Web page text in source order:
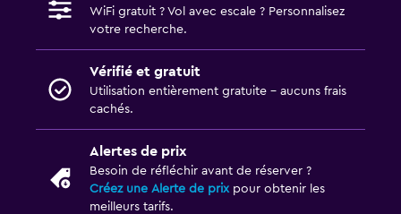
WiFi gratuit ? Vol avec escale ? Personnalisez
votre recherche.
Vérifié et gratuit
Utilisation entièrement gratuite - aucuns frais
cachés.
Alertes de prix
Besoin de réfléchir avant de réserver ?
Créez une Alerte de prix pour obtenir les
meilleurs tarifs.